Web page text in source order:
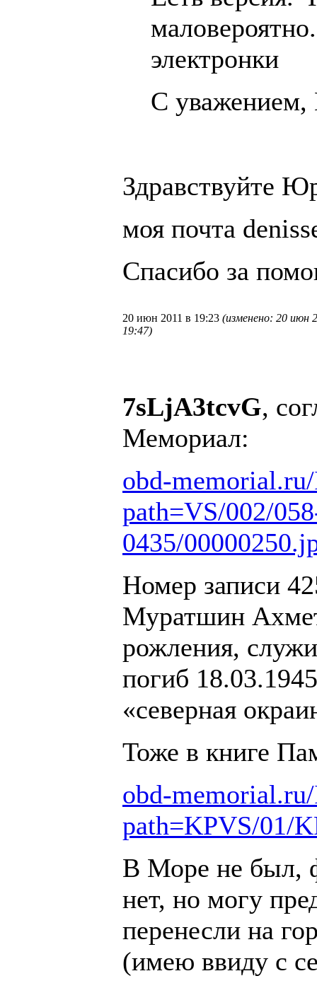
электронки
С
Здравствуйте
моя почта
Спасибо за
20 июн 2011 в 19:23 (изменено: 20 июн
19:47)
7sLjA3tcvG,
Мемориал:
obd-
path=VS/002/
0435/
Номер записи
Муратшин
рожления,
погиб
«северная
Тоже в книге
obd-
path=KPVS/01/
В Море не был,
нет, но могу
перенесли на
(имею ввиду с